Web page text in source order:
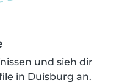
und sieh dir
in Duisburg an.